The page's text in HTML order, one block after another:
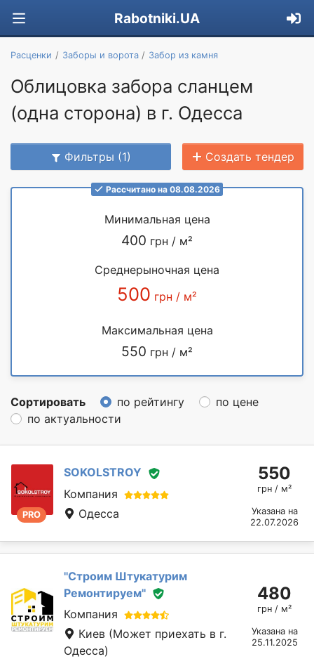
Rabotniki.UA
Расценки Заборы и ворота Забор из камня
Облицовка забора сланцем
(одна сторона) в г. Одесса
Фильтры (1) Создать тендер
Рассчитано на 08.08.2026
Минимальная цена
400 грн / м²
Среднерыночная цена
500 грн / м²
Максимальная цена
550 грн / м²
Сортировать по рейтингу
по цене
по актуальности
PRO
SOKOLSTROY
Компания
Одесса
550
грн / м²
Указана на
22.07.2026
''Строим Штукатурим
Ремонтируем''
Компания
Киев (Может приехать в г.
Одесса)
480
грн / м²
Указана на
25.11.2025